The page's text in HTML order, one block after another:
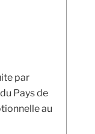
par
Pays de
au